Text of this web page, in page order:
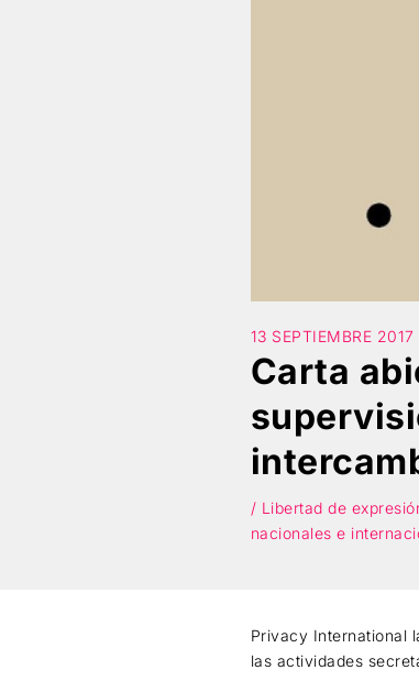
13 SEPTIEMBRE 2017
Carta
/ Libertad de
nacionales e
Privacy International
las actividades